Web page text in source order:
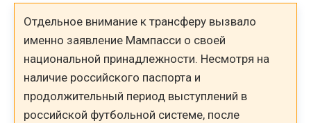
Отдельное внимание к трансферу вызвало
именно заявление Мампасси о своей
национальной принадлежности. Несмотря на
наличие российского паспорта и
продолжительный период выступлений в
российской футбольной системе, после